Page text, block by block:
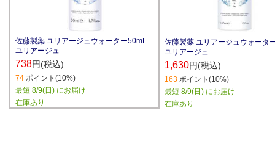
佐藤製薬 ユリアージュウォーター50mL
ユリアージュ
738円(税込)
74 ポイント(10%)
最短 8/9(日) にお届け
在庫あり
佐藤製薬 ユリアージュウォータ
ユリアージュ
1,630円(税込)
163 ポイント(10%)
最短 8/9(日) にお届け
在庫あり